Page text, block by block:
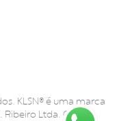
KLSN® é uma marca
Ltda. CNPJ